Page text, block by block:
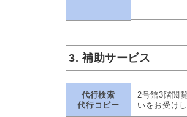
3. 補助サービス
代行検索
代行コピー
2号館3階閲
いをお受け